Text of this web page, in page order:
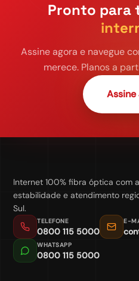
Pronto para
Assine agora e navegue
merece. Planos a
Assine
Internet 100% fibra óptica com
estabilidade e atendimento
Sul.
TELEFONE
0800 115 5000
E-
WHATSAPP
0800 115 5000